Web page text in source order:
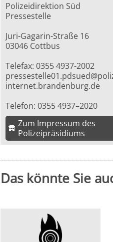
Polizeidirektion Süd
Pressestelle
Juri-Gagarin-Straße 16
03046 Cottbus
Telefax: 0355 4937-2002
internet.brandenburg.de
Telefon: 0355 4937–2020
Zum Impressum des
Polizeipräsidiums
Das könnte Sie